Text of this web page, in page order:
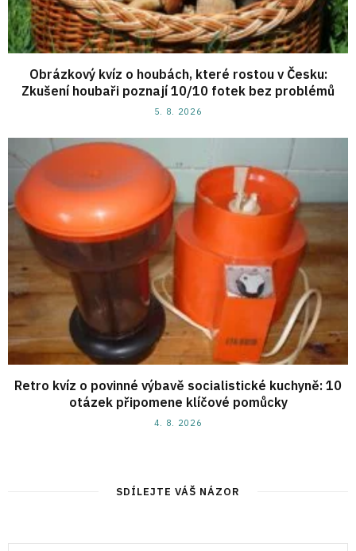
Obrázkový kvíz o houbách, které rostou v Česku:
Zkušení houbaři poznají 10/10 fotek bez problémů
5. 8. 2026
Retro kvíz o povinné výbavě socialistické kuchyně: 10
otázek připomene klíčové pomůcky
4. 8. 2026
SDÍLEJTE VÁŠ NÁZOR